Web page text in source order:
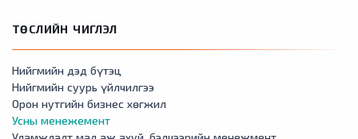
ТӨСЛИЙН ЧИГЛЭЛ
Нийгмийн дэд бүтэц
Нийгмийн суурь үйлчилгээ
Орон нутгийн бизнес хөгжил
Усны менежемент